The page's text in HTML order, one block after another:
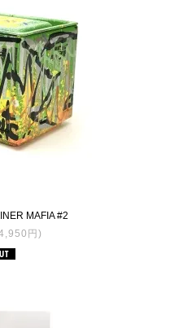
MAFIA #2
円)